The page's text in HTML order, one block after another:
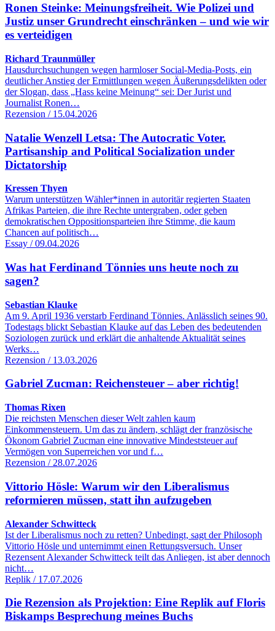
Ronen Steinke: Meinungsfreiheit. Wie Polizei und
Justiz unser Grundrecht einschränken – und wie wir
es verteidigen
Richard Traunmüller
Hausdurchsuchungen wegen harmloser Social-Media-Posts, ein
deutlicher Anstieg der Ermittlungen wegen Äußerungsdelikten oder
der Slogan, dass „Hass keine Meinung“ sei: Der Jurist und
Journalist Ronen…
Rezension / 15.04.2026
Natalie Wenzell Letsa: The Autocratic Voter.
Partisanship and Political Socialization under
Dictatorship
Kressen Thyen
Warum unterstützen Wähler*innen in autoritär regierten Staaten
Afrikas Parteien, die ihre Rechte untergraben, oder geben
demokratischen Oppositionsparteien ihre Stimme, die kaum
Chancen auf politisch…
Essay / 09.04.2026
Was hat Ferdinand Tönnies uns heute noch zu
sagen?
Sebastian Klauke
Am 9. April 1936 verstarb Ferdinand Tönnies. Anlässlich seines 90.
Todestags blickt Sebastian Klauke auf das Leben des bedeutenden
Soziologen zurück und erklärt die anhaltende Aktualität seines
Werks…
Rezension / 13.03.2026
Gabriel Zucman: Reichensteuer – aber richtig!
Thomas Rixen
Die reichsten Menschen dieser Welt zahlen kaum
Einkommensteuern. Um das zu ändern, schlägt der französische
Ökonom Gabriel Zucman eine innovative Mindeststeuer auf
Vermögen von Superreichen vor und f…
Rezension / 28.07.2026
Vittorio Hösle: Warum wir den Liberalismus
reformieren müssen, statt ihn aufzugeben
Alexander Schwitteck
Ist der Liberalismus noch zu retten? Unbedingt, sagt der Philosoph
Vittorio Hösle und unternimmt einen Rettungsversuch. Unser
Rezensent Alexander Schwitteck teilt das Anliegen, ist aber dennoch
nicht…
Replik / 17.07.2026
Die Rezension als Projektion: Eine Replik auf Floris
Biskamps Besprechung meines Buchs